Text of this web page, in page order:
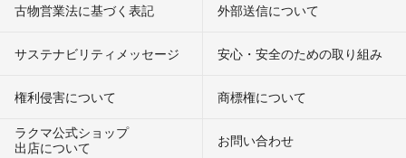
古物営業法に基づく表記 外部送信について
サステナビリティメッセージ 安心・安全のための取り組み
権利侵害について
商標権について
ラクマ公式ショップ
出店について
お問い合わせ